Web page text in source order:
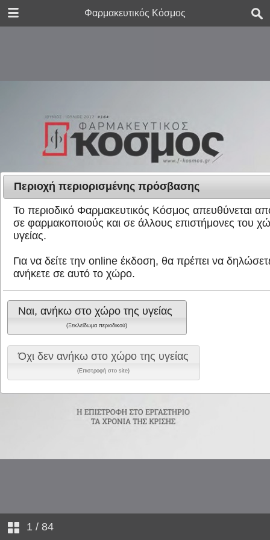
Φαρμακευτικός Κόσμος
1 / 84
Περιοχή περιορισμένης πρόσβασης
Το περιοδικό Φαρμακευτικός Κόσμος απευθύνεται
σε φαρμακοποιούς και σε άλλους επιστήμονες του
υγείας.
Για να δείτε την online έκδοση, θα πρέπει να
ανήκετε σε αυτό το χώρο.
Ναι, ανήκω στο χώρο της υγείας
(Ξεκλείδωμα περιοδικού)
Όχι δεν ανήκω στο χώρο της υγείας
(Επιστροφή στο site)